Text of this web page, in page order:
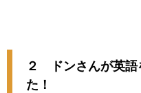
２ ドンさんが英語
た！